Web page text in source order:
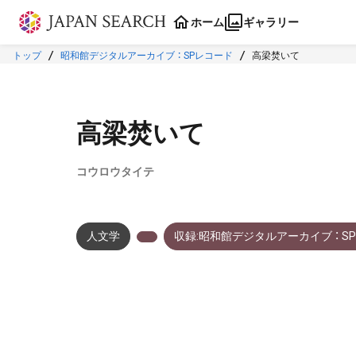
本文に飛ぶ
ホーム ギャラリー
トップ 昭和館デジタルアーカイブ ： SPレコード 高梁焚いて
高梁焚いて
コウロウタイテ
人文学 収録:昭和館デジタルアーカイブ ：